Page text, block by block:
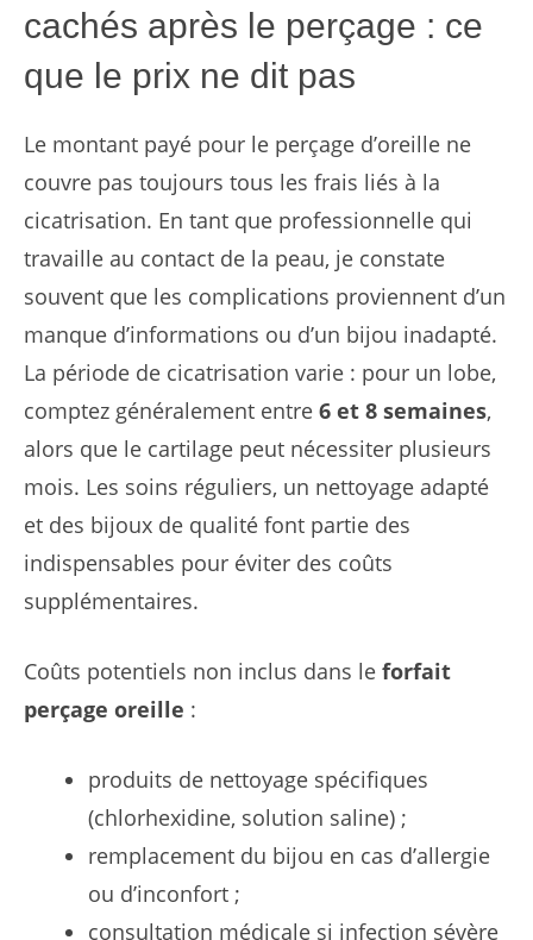
cachés après le perçage : ce
que le prix ne dit pas
Le montant payé pour le perçage d’oreille ne
couvre pas toujours tous les frais liés à la
cicatrisation. En tant que professionnelle qui
travaille au contact de la peau, je constate
souvent que les complications proviennent d’un
manque d’informations ou d’un bijou inadapté.
La période de cicatrisation varie : pour un lobe,
comptez généralement entre 6 et 8 semaines,
alors que le cartilage peut nécessiter plusieurs
mois. Les soins réguliers, un nettoyage adapté
et des bijoux de qualité font partie des
indispensables pour éviter des coûts
supplémentaires.
Coûts potentiels non inclus dans le forfait
perçage oreille :
produits de nettoyage spécifiques
(chlorhexidine, solution saline) ;
remplacement du bijou en cas d’allergie
ou d’inconfort ;
consultation médicale si infection sévère